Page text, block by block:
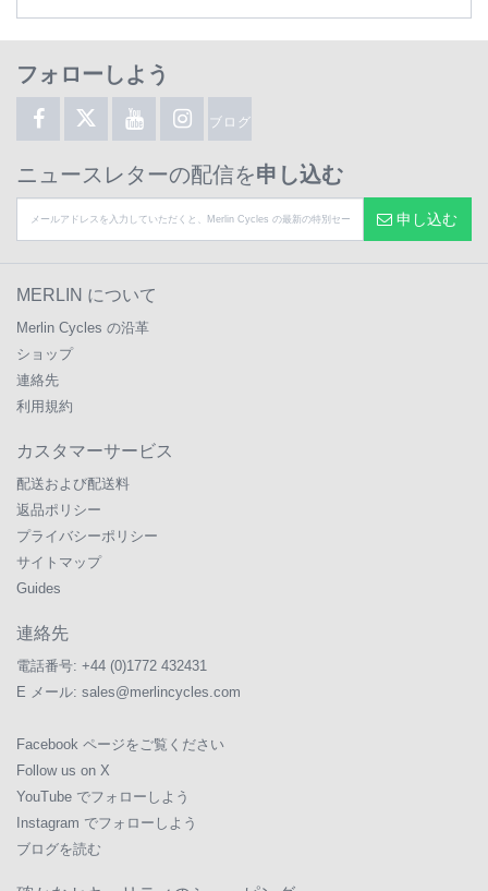
フォローしよう
ブログ
ニュースレターの配信を申し込む
申し込む
MERLIN について
Merlin Cycles の沿革
ショップ
連絡先
利用規約
カスタマーサービス
配送および配送料
返品ポリシー
プライバシーポリシー
サイトマップ
Guides
連絡先
電話番号: +44 (0)1772 432431
E メール: sales@merlincycles.com
Facebook ページをご覧ください
Follow us on X
YouTube でフォローしよう
Instagram でフォローしよう
ブログを読む